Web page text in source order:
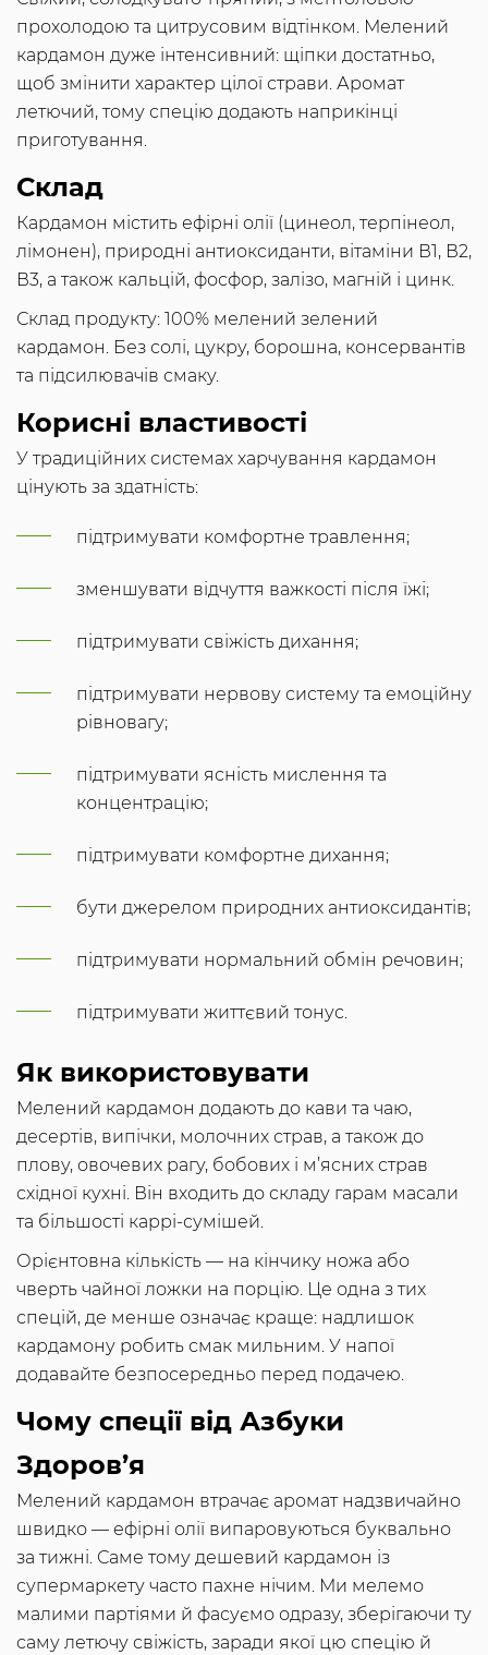
прохолодою та цитрусовим відтінком. Мелений
кардамон дуже інтенсивний: щіпки достатньо,
щоб змінити характер цілої страви. Аромат
летючий, тому спецію додають наприкінці
приготування.
Склад
Кардамон містить ефірні олії (цинеол, терпінеол,
лімонен), природні антиоксиданти, вітаміни В1, В2,
В3, а також кальцій, фосфор, залізо, магній і цинк.
Склад продукту: 100% мелений зелений
кардамон. Без солі, цукру, борошна, консервантів
та підсилювачів смаку.
Корисні властивості
У традиційних системах харчування кардамон
цінують за здатність:
підтримувати комфортне травлення;
зменшувати відчуття важкості після їжі;
підтримувати свіжість дихання;
підтримувати нервову систему та емоційну
рівновагу;
підтримувати ясність мислення та
концентрацію;
підтримувати комфортне дихання;
бути джерелом природних антиоксидантів;
підтримувати нормальний обмін речовин;
підтримувати життєвий тонус.
Як використовувати
Мелений кардамон додають до кави та чаю,
десертів, випічки, молочних страв, а також до
плову, овочевих рагу, бобових і м’ясних страв
східної кухні. Він входить до складу гарам масали
та більшості каррі-сумішей.
Орієнтовна кількість — на кінчику ножа або
чверть чайної ложки на порцію. Це одна з тих
спецій, де менше означає краще: надлишок
кардамону робить смак мильним. У напої
додавайте безпосередньо перед подачею.
Чому спеції від Азбуки
Здоров’я
Мелений кардамон втрачає аромат надзвичайно
швидко — ефірні олії випаровуються буквально
за тижні. Саме тому дешевий кардамон із
супермаркету часто пахне нічим. Ми мелемо
малими партіями й фасуємо одразу, зберігаючи ту
саму летючу свіжість, заради якої цю спецію й